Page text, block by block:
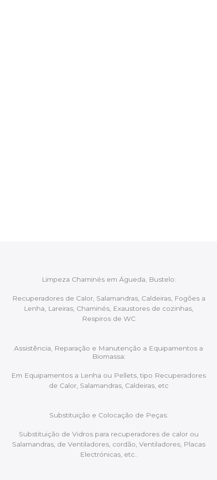
Limpeza Chaminés em Águeda, Bustelo:
Recuperadores de Calor, Salamandras, Caldeiras, Fogões a
Lenha, Lareiras, Chaminés, Exaustores de cozinhas,
Respiros de WC
Assistência, Reparação e Manutenção a Equipamentos a
Biomassa:
Em Equipamentos a Lenha ou Pellets, tipo Recuperadores
de Calor, Salamandras, Caldeiras, etc
Substituição e Colocação de Peças:
Substituição de Vidros para recuperadores de calor ou
Salamandras, de Ventiladores, cordão, Ventiladores, Placas
Electrónicas, etc..